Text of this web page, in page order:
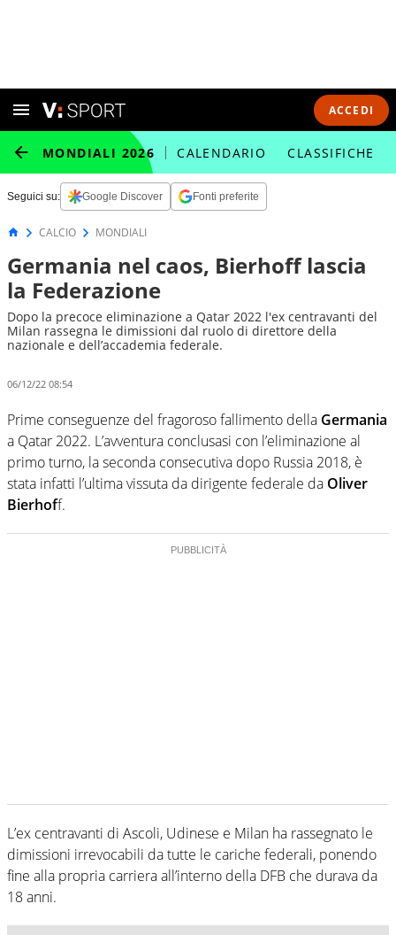
ACCEDI
MONDIALI 2026 CALENDARIO CLASSIFICHE
Seguici su: Google Discover Fonti preferite
CALCIO MONDIALI
Germania nel caos, Bierhoff lascia
la Federazione
Dopo la precoce eliminazione a Qatar 2022 l'ex centravanti del
Milan rassegna le dimissioni dal ruolo di direttore della
nazionale e dell’accademia federale.
06/12/22 08:54
Prime conseguenze del fragoroso fallimento della Germania
a Qatar 2022. L’avventura conclusasi con l’eliminazione al
primo turno, la seconda consecutiva dopo Russia 2018, è
stata infatti l’ultima vissuta da dirigente federale da Oliver
Bierhoff.
L’ex centravanti di Ascoli, Udinese e Milan ha rassegnato le
dimissioni irrevocabili da tutte le cariche federali, ponendo
fine alla propria carriera all’interno della DFB che durava da
18 anni.